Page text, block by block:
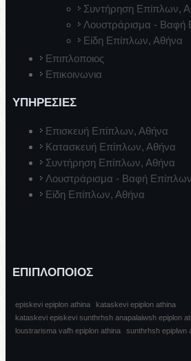
Συντήρηση Επίπλων,
Λουστράρισμα - Βαφή
Είδη Επίπλων, Αθήνα
Επιπλοποιος
Επικοινωνια
ΥΠΗΡΕΣΙΕΣ
Επισκευή Επίπλων, Αθήνα
Κατασκευή Επίπλων, Αθήνα
Συντήρηση Επίπλων, Αθήνα
Λουστράρισμα - Βαφή
Είδη Επίπλων, Αθήνα
ΕΠΙΠΛΟΠΟΙΟΣ
episkevi epiplon athina
kataskevi epiplon athina
kataskevi episkevi sunthrhsh anapalaiwsh epiplon
loustrarisma vafh epiplon athina
sunthrhsh epiplwn